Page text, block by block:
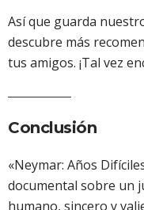
Así que guarda
descubre más
tus amigos. ¡Tal vez
Conclusión
«Neymar: Años
documental sobre un
humano, sincero y